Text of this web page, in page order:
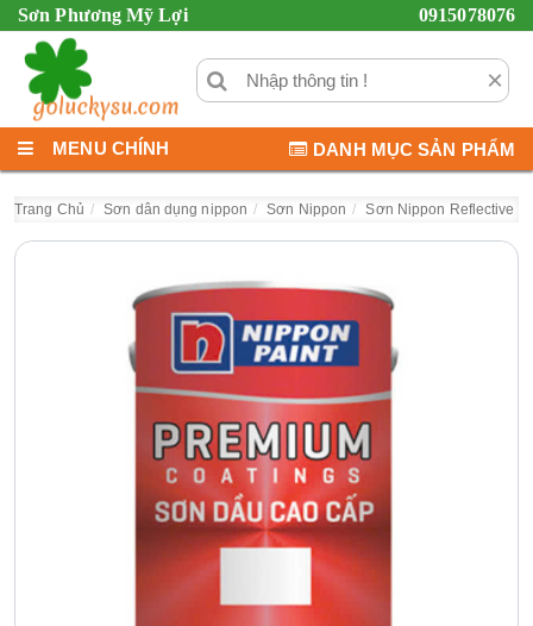
Sơn Phương Mỹ Lợi 0915078076
×
MENU CHÍNH DANH MỤC SẢN PHẨM
Trang Chủ Sơn dân dụng nippon Sơn Nippon Sơn Nippon Reflective